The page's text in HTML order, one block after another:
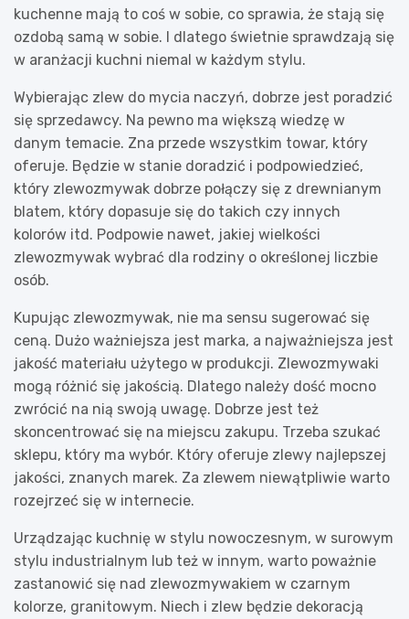
kuchenne mają to coś w sobie, co sprawia, że stają się
ozdobą samą w sobie. I dlatego świetnie sprawdzają się
w aranżacji kuchni niemal w każdym stylu.
Wybierając zlew do mycia naczyń, dobrze jest poradzić
się sprzedawcy. Na pewno ma większą wiedzę w
danym temacie. Zna przede wszystkim towar, który
oferuje. Będzie w stanie doradzić i podpowiedzieć,
który zlewozmywak dobrze połączy się z drewnianym
blatem, który dopasuje się do takich czy innych
kolorów itd. Podpowie nawet, jakiej wielkości
zlewozmywak wybrać dla rodziny o określonej liczbie
osób.
Kupując zlewozmywak, nie ma sensu sugerować się
ceną. Dużo ważniejsza jest marka, a najważniejsza jest
jakość materiału użytego w produkcji. Zlewozmywaki
mogą różnić się jakością. Dlatego należy dość mocno
zwrócić na nią swoją uwagę. Dobrze jest też
skoncentrować się na miejscu zakupu. Trzeba szukać
sklepu, który ma wybór. Który oferuje zlewy najlepszej
jakości, znanych marek. Za zlewem niewątpliwie warto
rozejrzeć się w internecie.
Urządzając kuchnię w stylu nowoczesnym, w surowym
stylu industrialnym lub też w innym, warto poważnie
zastanowić się nad zlewozmywakiem w czarnym
kolorze, granitowym. Niech i zlew będzie dekoracją